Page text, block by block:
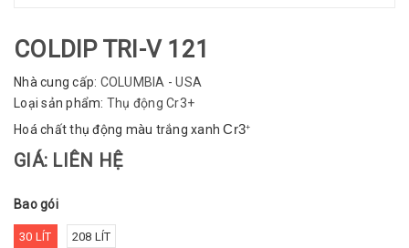
COLDIP TRI-V 121
Nhà cung cấp: COLUMBIA - USA
Loại sản phẩm: Thụ động Cr3+
Hoá chất thụ động màu trắng xanhCr3+
GIÁ: LIÊN HỆ
Bao gói
30 LÍT 208 LÍT